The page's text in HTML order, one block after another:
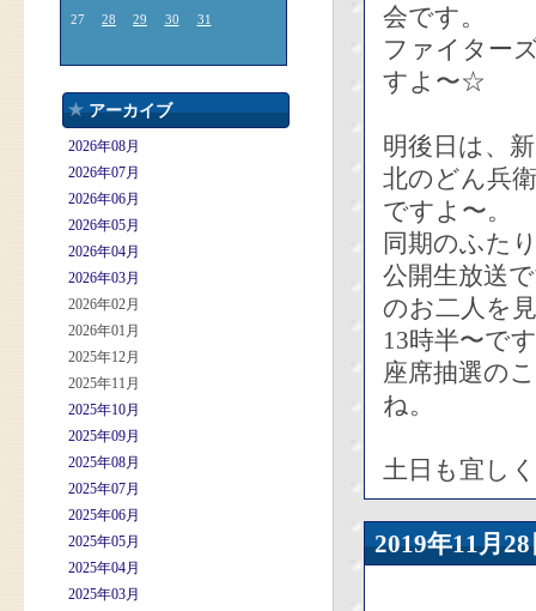
27
28 29 30 31
アーカイブ
2026年08月
2026年07月
2026年06月
2026年05月
2026年04月
2026年03月
2026年02月
2026年01月
2025年12月
2025年11月
2025年10月
2025年09月
2025年08月
2025年07月
2025年06月
2025年05月
2025年04月
2025年03月
会です。
ファイター
すよ〜☆
明後日は、
北のどん兵
ですよ〜。
同期のふた
公開生放送
のお二人を
13時半〜で
座席抽選の
ね。
土日も宜し
2019年11